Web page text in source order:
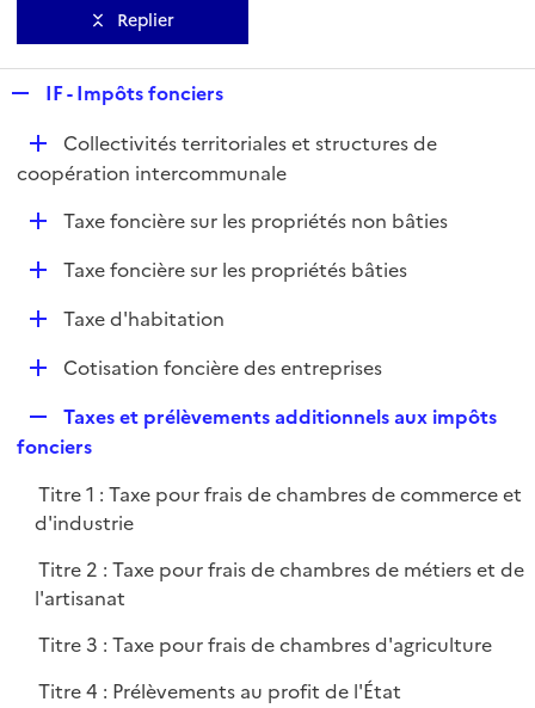
Replier
p
l
i
e
r
IF - Impôts fonciers
D
é
Collectivités territoriales et structures de
coopération intercommunale
DTaxe foncière sur les propriétés non bâties
D
r
Taxe foncière sur les propriétés bâties
D
e
r
Taxe d'habitation
D
l
i
e
r
Cotisation foncière des entreprises
e
l
i
e
Taxes et prélèvements additionnels aux impôts
fonciers
Titre 1 : Taxe pour frais de chambres de commerce et
d'industrie
Titre 2 : Taxe pour frais de chambres de métiers et de
l'artisanat
Titre 3 : Taxe pour frais de chambres d'agriculture
Titre 4 : Prélèvements au profit de l'État